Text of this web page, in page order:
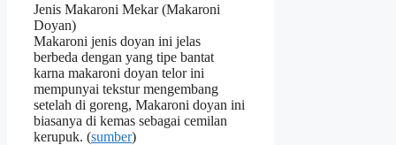
Jenis Makaroni Mekar (Makaroni
Doyan)
Makaroni jenis doyan ini jelas
berbeda dengan yang tipe bantat
karna makaroni doyan telor ini
mempunyai tekstur mengembang
setelah di goreng, Makaroni doyan ini
biasanya di kemas sebagai cemilan
kerupuk. (sumber)